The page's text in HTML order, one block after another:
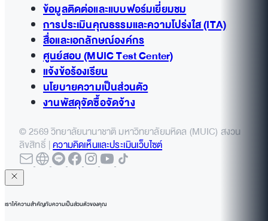
ข้อมูลติดต่อและแบบฟอร์มเยี่ยมชม
การประเมินคุณธรรมและความโปร่งใส (ITA)
สื่อและเอกลักษณ์องค์กร
ศูนย์สอบ (MUIC Test Center)
แจ้งข้อร้องเรียน
นโยบายความเป็นส่วนตัว
งานพัสดุจัดซื้อจัดจ้าง
© 2569 วิทยาลัยนานาชาติ มหาวิทยาลัยมหิดล (MUIC) สงวน
ลิขสิทธิ์ |ความคิดเห็นและประเมินเว็บไซต์
เราให้ความสำคัญกับความเป็นส่วนตัวของคุณ